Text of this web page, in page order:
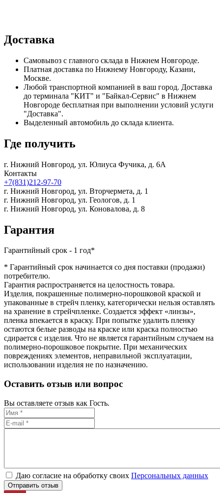
Доставка
Самовывоз с главного склада в Нижнем Новгороде.
Платная доставка по Нижнему Новгороду, Казани,
Москве.
Любой транспортной компанией в ваш город. Доставка
до терминала "КИТ" и "Байкал-Сервис" в Нижнем
Новгороде бесплатная при выполнении условий услуги
"Доставка".
Выделенный автомобиль до склада клиента.
Где получить
г. Нижний Новгород, ул. Юлиуса Фучика, д. 6А
Контакты
+7(831)212-97-70
г. Нижний Новгород, ул. Вторчермета, д. 1
г. Нижний Новгород, ул. Геологов, д. 1
г. Нижний Новгород, ул. Коновалова, д. 8
Гарантия
Гарантийный срок - 1 год*
* Гарантийный срок начинается со дня поставки (продажи)
потребителю.
Гарантия распространяется на целостность товара.
Изделия, покрашенные полимерно-порошковой краской и
упакованные в стрейч пленку, категорически нельзя оставлять
на хранение в стрейчпленке. Создается эффект «линзы»,
пленка впекается в краску. При попытке удалить пленку
остаются белые разводы на краске или краска полностью
сдирается с изделия. Что не является гарантийным случаем на
полимерно-порошковое покрытие. При механических
повреждениях элементов, неправильной эксплуатации,
использовании изделия не по назначению.
Оставить отзыв или вопрос
Вы оставляете отзыв как Гость.
Даю согласие на обработку своих Персональных данных
Отправить отзыв